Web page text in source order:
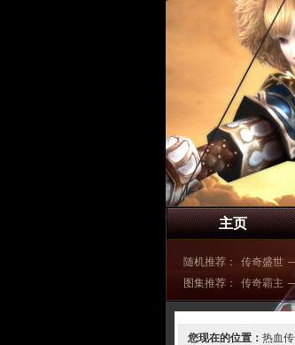
主页
随机推荐： 传奇盛世 ─
图集推荐：
传奇霸主 ─
您现在的位置： 热血